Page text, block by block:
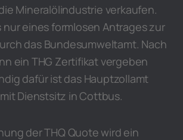
Mineralölindustrie verkaufen.
nur eines formlosen Antrages zur
das Bundesumweltamt. Nach
ein THG Zertifikat vergeben
dafür ist das Hauptzollamt
Dienstsitz in Cottbus.
der THQ Quote wird ein